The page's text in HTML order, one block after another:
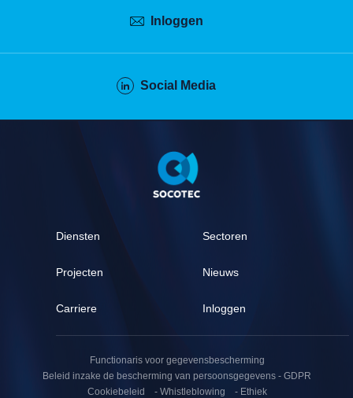
Inloggen
Social Media
Diensten Sectoren
Projecten Nieuws
Carriere Inloggen
Functionaris voor gegevensbescherming
Beleid inzake de bescherming van persoonsgegevens - GDPR
Cookiebeleid
Whistleblowing Ethiek